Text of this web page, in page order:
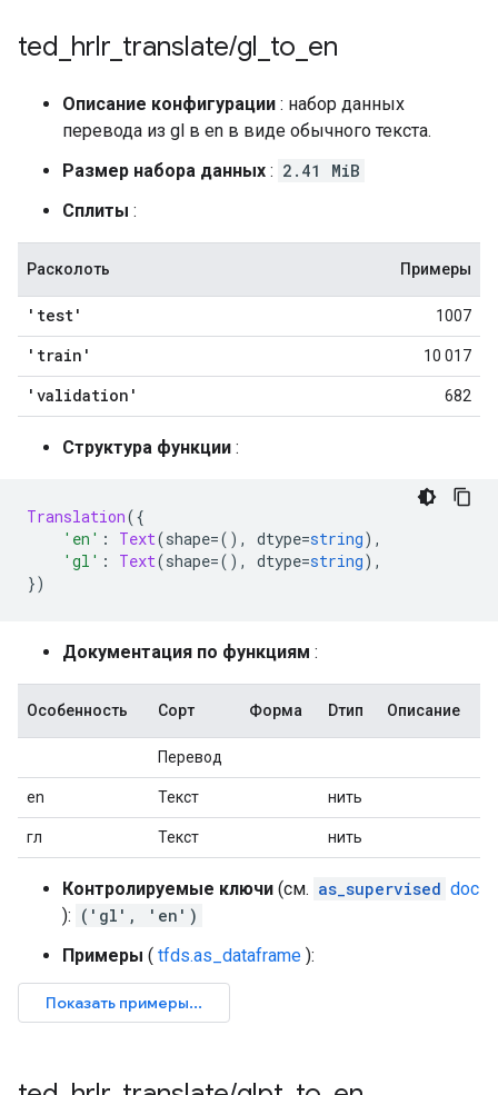
ted hrlr translate/gl to en
Описание конфигурации : набор данных
перевода из gl в en в виде обычного текста.
Размер набора данных : 2.41 MiB
Сплиты :
Расколоть Примеры
'test' 1007
'train' 10 017
'validation' 682
Структура функции :
Translation({
'en' : Text(shape=(), dtype=string),
'gl' : Text(shape=(), dtype=string),
})
Документация по функциям :
Особенность Сорт Форма Dтип Описание
Перевод
en Текст нить
гл Текст нить
Контролируемые ключи (см. as_supervised doc
): ('gl', 'en')
Примеры ( tfds.as_dataframe ):